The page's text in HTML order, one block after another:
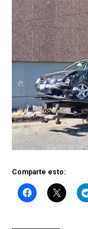
Comparte esto: